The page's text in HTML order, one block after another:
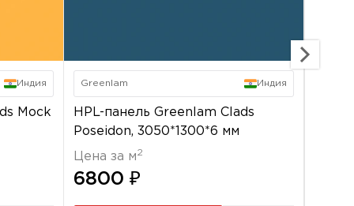
Индия
Mock
Greenlam Индия
HPL-панель Greenlam Clads
Poseidon, 3050*1300*6 мм
Цена за м2
6800 ₽